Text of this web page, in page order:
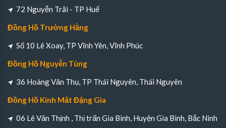
72 Nguyễn Trãi - TP Huế
Đồng Hồ Trường Hằng
Số 10 Lê Xoay, TP Vĩnh Yên, Vĩnh Phúc
Đồng Hồ Nguyễn Tùng
36 Hoàng Văn Thụ, TP Thái Nguyên, Thái Nguyên
Đồng Hồ Kính Mắt Đặng Gia
06 Lê Văn Thịnh , Thị trấn Gia Bình, Huyện Gia Bình, Bắc Ninh